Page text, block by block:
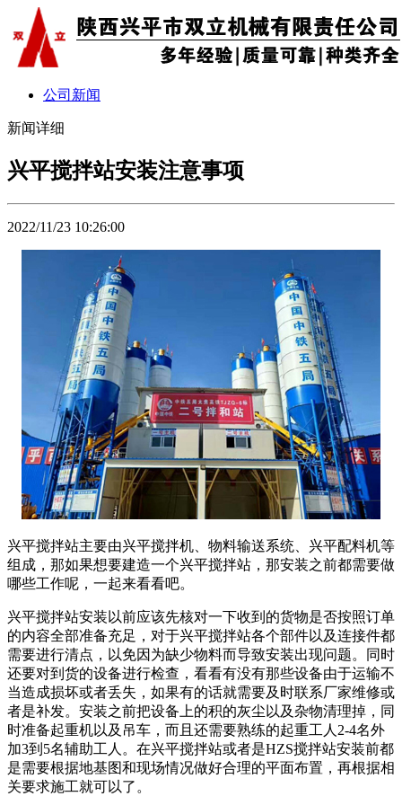
公司新闻
新闻详细
兴平搅拌站安装注意事项
2022/11/23 10:26:00
兴平搅拌站主要由兴平搅拌机、物料输送系统、兴平配料机等
组成，那如果想要建造一个兴平搅拌站，那安装之前都需要做
哪些工作呢，一起来看看吧。
兴平搅拌站安装以前应该先核对一下收到的货物是否按照订单
的内容全部准备充足，对于兴平搅拌站各个部件以及连接件都
需要进行清点，以免因为缺少物料而导致安装出现问题。同时
还要对到货的设备进行检查，看看有没有那些设备由于运输不
当造成损坏或者丢失，如果有的话就需要及时联系厂家维修或
者是补发。安装之前把设备上的积的灰尘以及杂物清理掉，同
时准备起重机以及吊车，而且还需要熟练的起重工人2-4名外
加3到5名辅助工人。在兴平搅拌站或者是HZS搅拌站安装前都
是需要根据地基图和现场情况做好合理的平面布置，再根据相
关要求施工就可以了。